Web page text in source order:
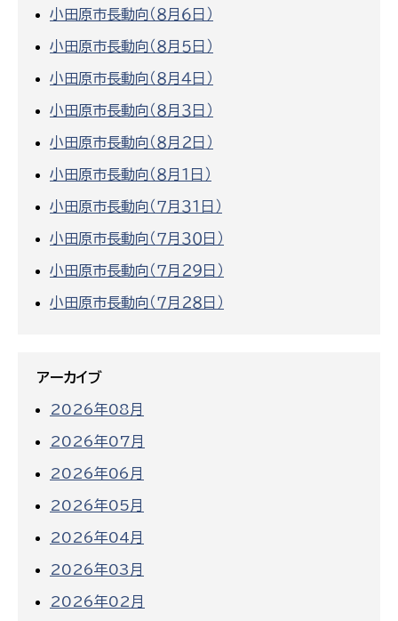
小田原市長動向（８月６日）
小田原市長動向（８月５日）
小田原市長動向（８月４日）
小田原市長動向（８月３日）
小田原市長動向（８月２日）
小田原市長動向（８月１日）
小田原市長動向（７月３１日）
小田原市長動向（７月３０日）
小田原市長動向（７月２９日）
小田原市長動向（７月２８日）
アーカイブ
2026年08月
2026年07月
2026年06月
2026年05月
2026年04月
2026年03月
2026年02月